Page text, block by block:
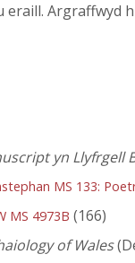
eraill. Argraffwyd
yn Llyfrgell
MS 133:
MS 4973B (166)
of Wales